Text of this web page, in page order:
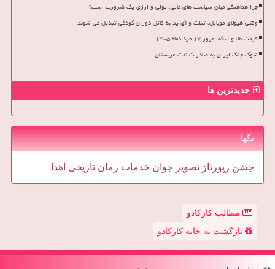
چرا هماهنگی میان سیاست های مالی، پولی و ارزی یک ضرورت است؟
وقتی هیولای موبایل، تبلت و آی پد به قاتل دوران کودکی تبدیل می شوند
قیمت طلا و سکه امروز ۱۷ مردادماه ۱۴۰۵
شوک جنگ ایران به صادرات نفت عربستان
جدیدترین ها
تگها
جشن رپورتاژ تصویر جوان خدمات رمان تاریخی اهدا
مطالب کارکادو
بازگشت به خانه کارکادو